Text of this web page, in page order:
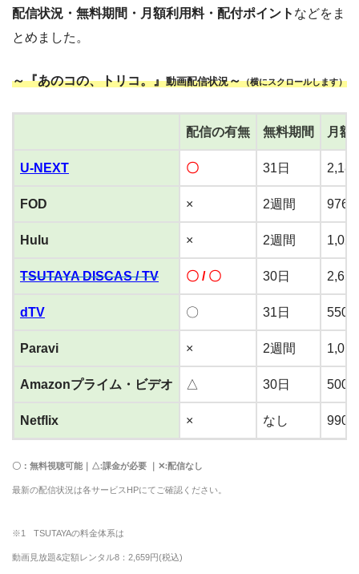
配信状況・無料期間・月額利用料・配付ポイント などをま
とめました。
～『あのコの、トリコ。』動画配信状況～（横にスクロールします）
配信の有無 無料期間 月額
U-NEXT 〇 31日
FOD × 2週間 976
Hulu × 2週間
TSUTAYA DISCAS / TV 〇 / 〇 30日
dTV 〇 31日 550
Paravi × 2週間
Amazonプライム・ビデオ △ 30日 500
Netflix × なし 990
〇：無料視聴可能｜△:課金が必要 ｜✕:配信なし
最新の配信状況は各サービスHPにてご確認ください。
※1 TSUTAYAの料金体系は
動画見放題&定額レンタル8：2,659円(税込)